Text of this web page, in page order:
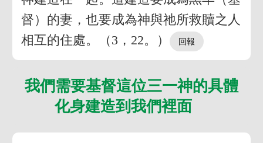
督）的妻，也要成為神與祂所救贖之人
相互的住處。（3，22。）
我們需要基督這位三一神的具體
化身建造到我們裡面